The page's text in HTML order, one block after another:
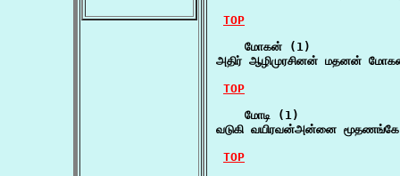
TOP
    மோகன் (1)
அதிர் ஆழிமுரசினன் மதனன்
TOP
    மோடி (1)
வடுகி வயிரவன்அன்னை
TOP